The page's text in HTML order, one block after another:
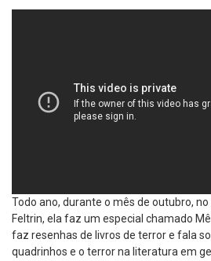
Todo ano, durante o mês de outubro,
Feltrin, ela faz um especial chamado
faz resenhas de livros de terror e fala
quadrinhos e o terror na literatura em